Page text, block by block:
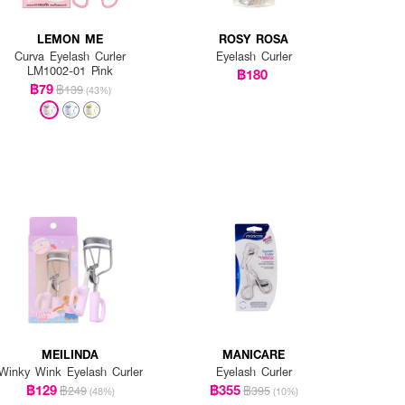
LEMON ME
Curva Eyelash Curler
LM1002-01 Pink
฿79฿139 (43%)
ROSY ROSA
Eyelash Curler
฿180
MEILINDA
Wink Eyelash Curler
฿129฿249 (48%)
MANICARE
Eyelash Curler
฿355฿395 (10%)